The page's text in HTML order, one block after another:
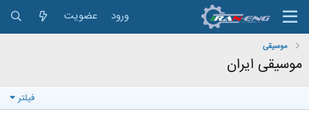
ورود عضویت
موسیقی
موسیقی ایران
فیلتر